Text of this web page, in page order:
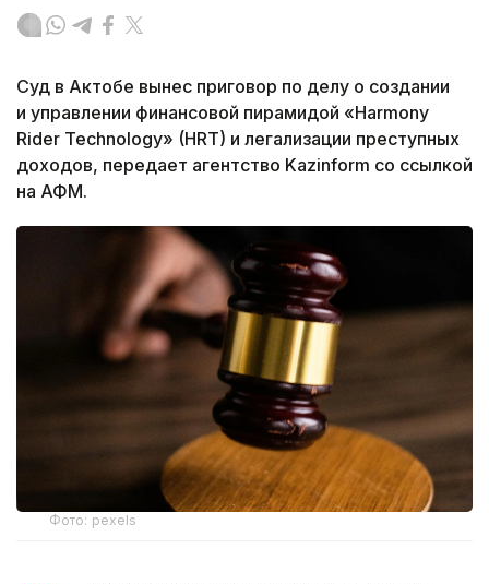
Суд в Актобе вынес приговор по делу о создании
и управлении финансовой пирамидой «Harmony
Rider Technology» (HRT) и легализации преступных
доходов, передает агентство Kazinform со ссылкой
на АФМ.
Фото: pexels